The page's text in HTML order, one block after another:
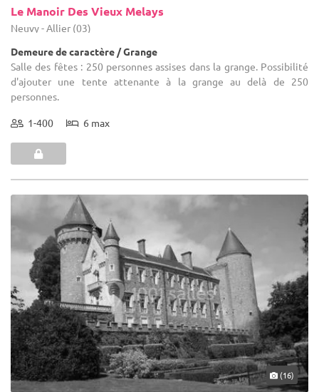
Le Manoir Des Vieux Melays
Neuvy - Allier (03)
Demeure de caractère / Grange
Salle des fêtes : 250 personnes assises dans la grange. Possibilité
d'ajouter une tente attenante à la grange au delà de 250
personnes.
1-400 6 max
(16)